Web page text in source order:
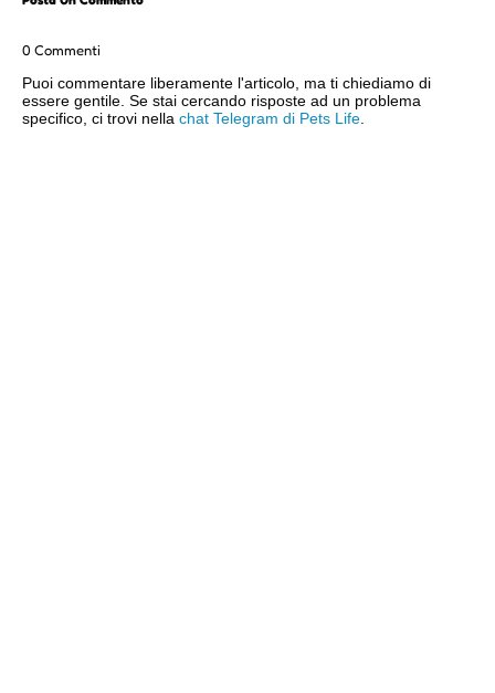
0 Commenti
Puoi commentare liberamente l'articolo, ma ti chiediamo di
essere gentile. Se stai cercando risposte ad un problema
specifico, ci trovi nella chat Telegram di Pets Life